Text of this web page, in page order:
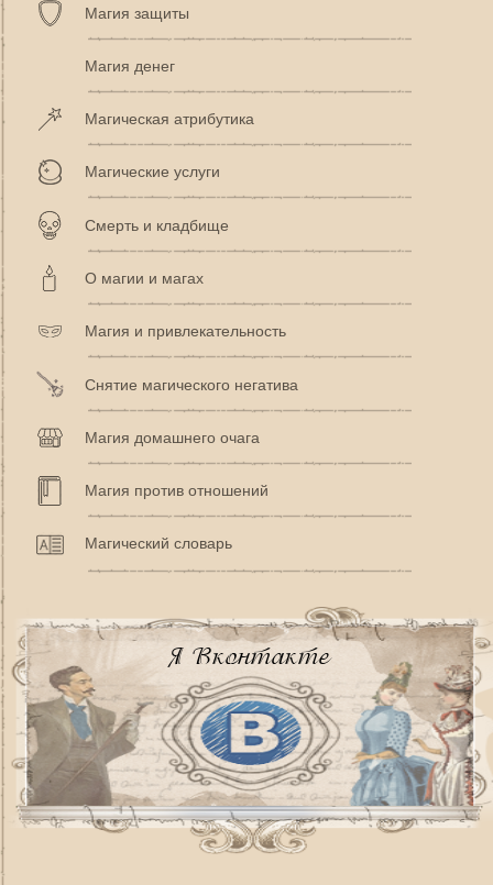
Магия защиты
Магия денег
Магическая атрибутика
Магические услуги
Смерть и кладбище
О магии и магах
Магия и привлекательность
Снятие магического негатива
Магия домашнего очага
Магия против отношений
Магический словарь
Я Вконтакте